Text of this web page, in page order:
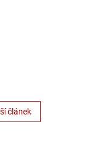
článek